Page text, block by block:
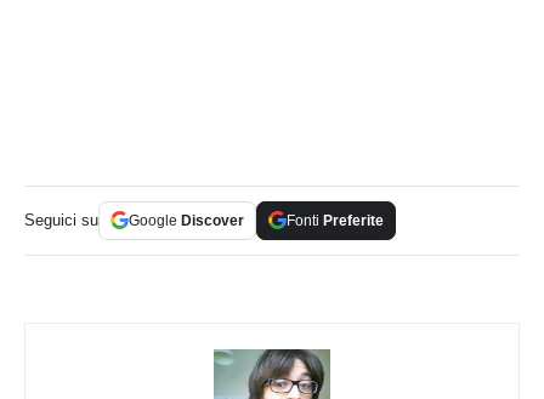
Seguici su Google Discover Fonti Preferite